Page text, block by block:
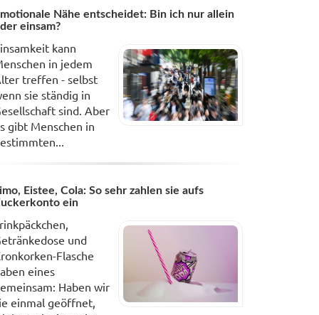
Nähe entscheidet: Bin ich nur allein
einsam?
kann
in jedem
treffen - selbst
sie ständig in
sind. Aber
gibt Menschen in
Eistee, Cola: So sehr zahlen sie aufs
ein
und
Flasche
eines
Haben wir
einmal geöffnet,